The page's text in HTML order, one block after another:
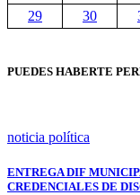
29
30
PUEDES HABERTE
noticia política
ENTREGA DIF
CREDENCIALES DE